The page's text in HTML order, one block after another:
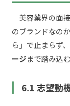
美容業界の面
のブランドなの
ら」で止まらず、
ージまで踏み込
6.1 志望動